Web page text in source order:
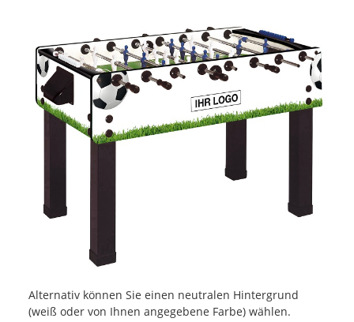
Alternativ können Sie einen neutralen Hintergrund
(weiß oder von Ihnen angegebene Farbe) wählen.